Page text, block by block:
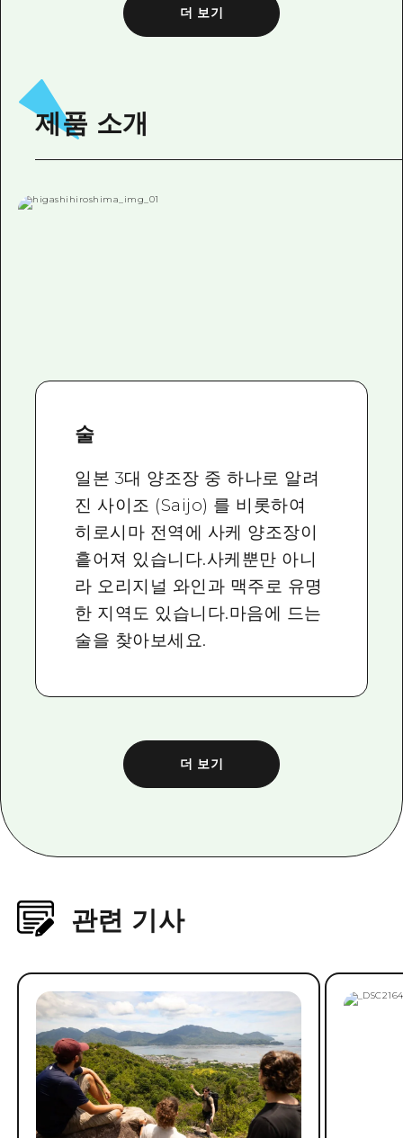
더 보기
제품 소개
술
일본 3대 양조장 중 하나로 알려
진 사이조 (Saijo) 를 비롯하여
히로시마 전역에 사케 양조장이
흩어져 있습니다.사케뿐만 아니
라 오리지널 와인과 맥주로 유명
한 지역도 있습니다.마음에 드는
술을 찾아보세요.
더 보기
관련 기사